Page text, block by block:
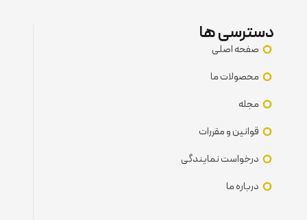
دسترسی ها
صفحه اصلی
محصولات ما
مجله
قوانین و مقررات
درخواست نمایندگی
درباره ما